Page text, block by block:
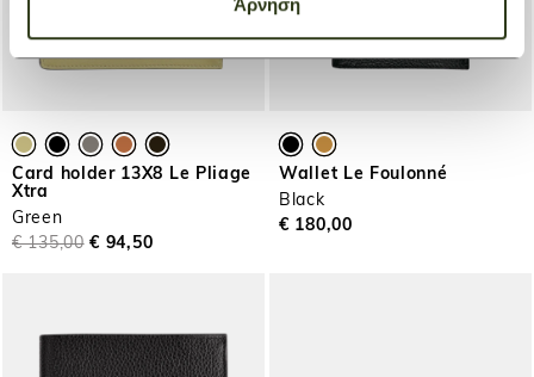
Άρνηση
Card holder 13X8 Le Pliage
Xtra
Green
€ 135,00 € 94,50
Wallet Le Foulonné
Black
€ 180,00